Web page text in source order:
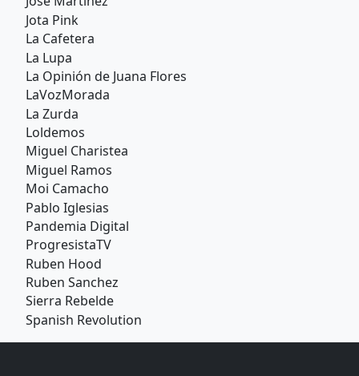
Jota Pink
La Cafetera
La Lupa
La Opinión de Juana Flores
LaVozMorada
La Zurda
Loldemos
Miguel Charistea
Miguel Ramos
Moi Camacho
Pablo Iglesias
Pandemia Digital
ProgresistaTV
Ruben Hood
Ruben Sanchez
Sierra Rebelde
Spanish Revolution